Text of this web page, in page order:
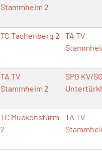
Stammheim 2
TC Tachenberg 2
TA TV
TA TV
Stammheim 2
SPG KV/
TC Muckensturm
2
TA TV